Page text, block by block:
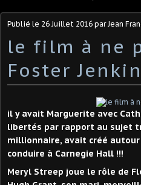
Publié le 26 Juillet 2016 par Jean
le film à ne
Foster
il y avait Marguerite avec
libertés par rapport au sujet
millionnaire, avait créé
conduire à Carnegie Hall !!!
Meryl Streep joue le rôle de